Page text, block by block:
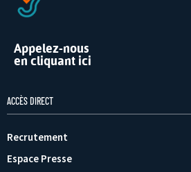
Appelez-nous
en cliquant ici
ACCÈS DIRECT
Recrutement
Espace Presse